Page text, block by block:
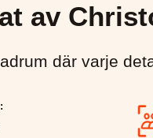
av
där varje